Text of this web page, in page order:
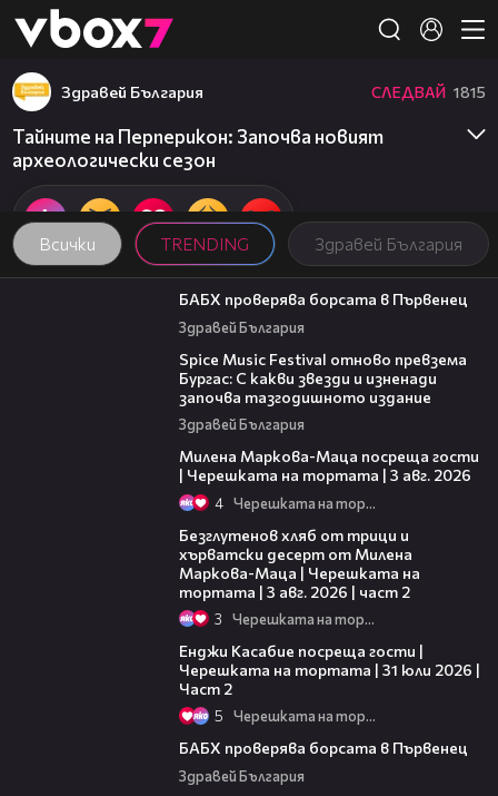
👾
Всички TRENDING Здравей България
Здравей България СЛЕДВАЙ 1815
Тайните на Перперикон: Започва новият
археологически сезон
03:57
БАБХ проверява борсата в Първенец
Здравей България
Spice Music Festival отново превзема
Бургас: С какви звезди и изненади
започва тазгодишното издание
Здравей България
Милена Маркова-Маца посреща гости
| Черешката на тортата | 3 авг. 2026
4 Черешката на тортата
Безглутенов хляб от трици и
хърватски десерт от Милена
Маркова-Маца | Черешката на
тортата | 3 авг. 2026 | част 2
3 Черешката на тортата
Енджи Касабие посреща гости |
Черешката на тортата | 31 юли 2026 |
Част 2
5 Черешката на тортата
БАБХ проверява борсата в Първенец
Здравей България